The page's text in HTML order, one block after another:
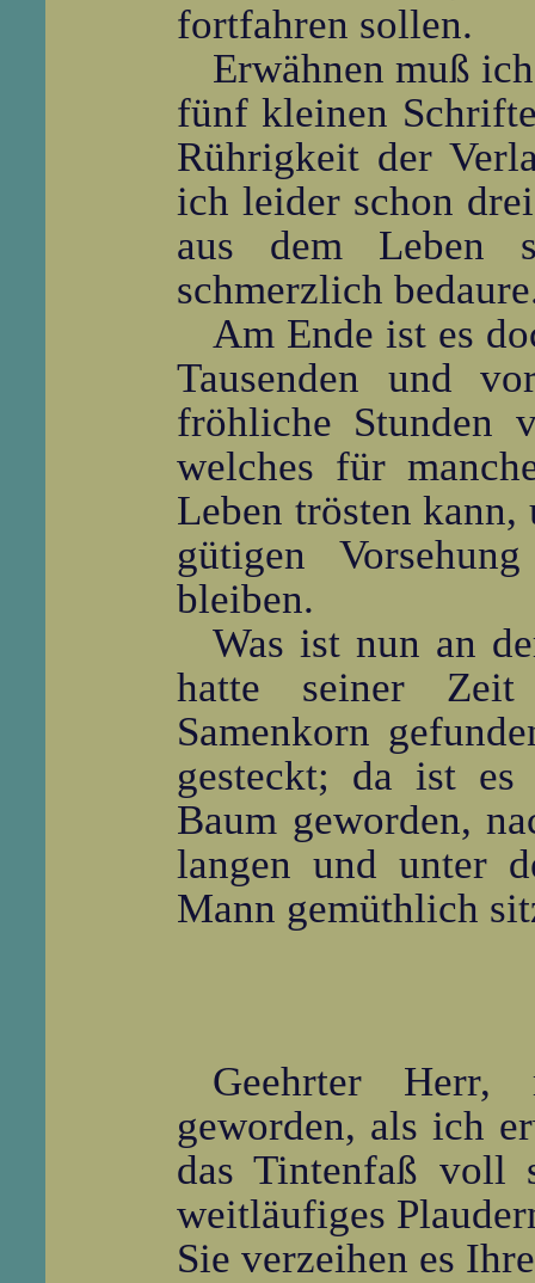
fortfahren sollen.
Erwähnen muß
fünf kleinen
Rührigkeit der
ich leider schon
aus dem Leben
schmerzlich
Am Ende ist es
Tausenden und
fröhliche Stunden
welches für
Leben trösten
gütigen
bleiben.
Was ist nun an
hatte seiner Zeit
Samenkorn
gesteckt; da ist
Baum geworden,
langen und unter
Mann gemüthlich
Geehrter
geworden, als ich
das Tintenfaß voll
weitläufiges
Sie verzeihen es